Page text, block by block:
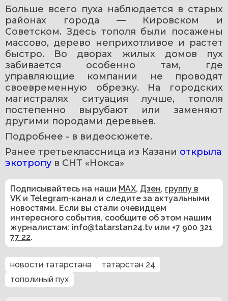
Больше всего пуха наблюдается в старых
районах города — Кировском и
Советском. Здесь тополя были посажены
массово, дерево неприхотливое и растет
быстро. Во дворах жилых домов пух
забивается особенно там, где
управляющие компании не проводят
своевременную обрезку. На городских
магистралях ситуация лучше, тополя
постепенно вырубают или заменяют
другими породами деревьев.
Подробнее - в видеосюжете.
Ранее третьеклассница из Казани открыла
экотропу в СНТ «Нокса»
Подписывайтесь на наши MAX, Дзен, группу в
VK и Telegram-канал и следите за актуальными
новостями. Если вы стали очевидцем
интересного события, сообщите об этом нашим
журналистам: info@tatarstan24.tv или +7 900 321
77 22.
новости татарстана
татарстан 24
тополиный пух